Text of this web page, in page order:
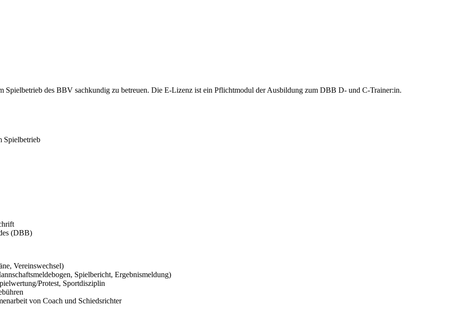
Spielbetrieb des BBV sachkundig zu betreuen. Die E-Lizenz ist ein Pflichtmodul der Ausbildung zum DBB D- und C-Trainer:in.
Spielbetrieb
(DBB)
Vereinswechsel)
Spielbericht, Ergebnismeldung)
Protest, Sportdisziplin
von Coach und Schiedsrichter